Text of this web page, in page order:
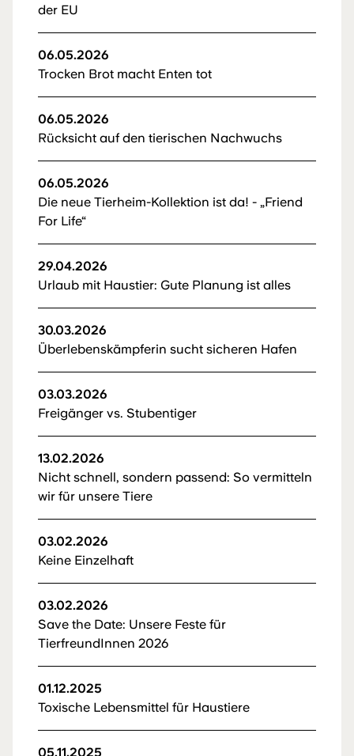
der EU
06.05.2026
Trocken Brot macht Enten tot
06.05.2026
Rücksicht auf den tierischen Nachwuchs
06.05.2026
Die neue Tierheim-Kollektion ist da! - „Friend
For Life“
29.04.2026
Urlaub mit Haustier: Gute Planung ist alles
30.03.2026
Überlebenskämpferin sucht sicheren Hafen
03.03.2026
Freigänger vs. Stubentiger
13.02.2026
Nicht schnell, sondern passend: So vermitteln
wir für unsere Tiere
03.02.2026
Keine Einzelhaft
03.02.2026
Save the Date: Unsere Feste für
TierfreundInnen 2026
01.12.2025
Toxische Lebensmittel für Haustiere
05.11.2025